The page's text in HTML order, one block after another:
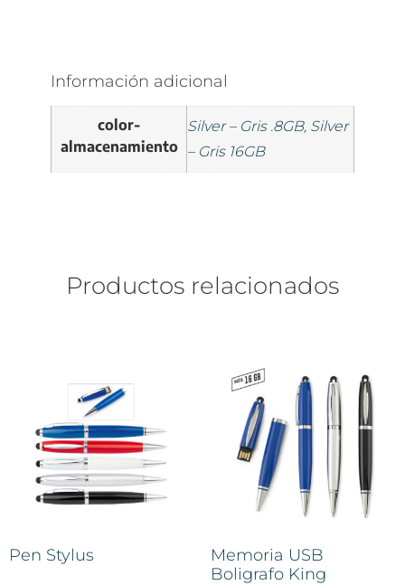
Información adicional
color-
almacenamiento
Silver – Gris .8GB, Silver
– Gris 16GB
Productos relacionados
Pen Stylus
Memoria USB
Boligrafo King